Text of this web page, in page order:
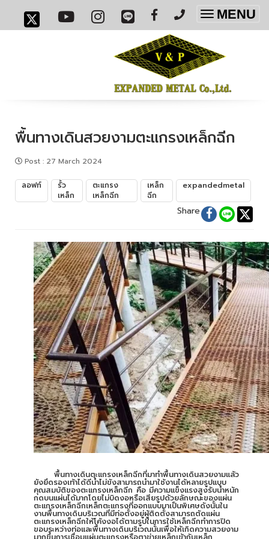
Toggle
MENU
พื้นทางเดินสวยงามตะแกรงเหล็กฉีก
Post : 27 March 2024
ลอฟท์
รั้ว
เหล็ก
ตะแกรง
เหล็กฉีก
เหล็ก
ฉีก
expandedmetal
Share
พื้นทางเดินตะแกรงเหล็กฉีกที่มาทำพื้นทางเดินสวยงามแล้ว
ยังยึดรองเท้าได้ดีน้ำไม่ขังสามารถนำมาใช้งานได้หลายรูปแบบ
คุณสมบัติของตะแกรงเหล็กฉีก คือ มีความแข็งแรงสูงรับน้ำหนัก
กดบนแผ่นได้มากโดยไม่บิดงอหรือเสียรูปด้วยลักษณะของแผ่น
ตะแกรงเหล็กฉีกเหล็กตะแกรงที่ออกแบบมาเป็นพิเศษดังนั้นใน
งานพื้นทางเดินบริเวณที่มีท่อตั้งอยู่ผู้ติดตั้งสามารถตัดแผ่น
ตะแกรงเหล็กฉีกให้โค้งงอได้ตามรูปในการใช้เหล็กฉีกทำการปิด
ขอบระหว่างท่อและพื้นทางเดินบริเวณนั้นเพื่อให้เกิดความสวยงาม